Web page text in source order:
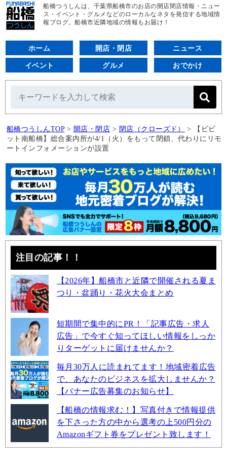
船橋つうしんは、千葉県船橋市のお店の開店閉店情報・ニュー
ス・イベント・グルメなどのローカルなネタを発信する地域情
報ブログ。船橋市近隣地域の情報もお届け！
ホーム 開店・閉店 ニュース
イベント グルメ おでかけ
船橋つうしんTOP > 開店・閉店 > 閉店（クローズド） >
【ビビ
ット南船橋】総合案内所が4/1（火）をもって閉鎖、代わりにリモ
ートインフォメーションが設置
注目の記事！！
【2026年】船橋市と近隣で開催される夏ま
つり・盆踊り・花火大会まとめ
短期間で集中的にPR！「記事広告・求人
広告」で今すぐ知ってほしい情報をしっか
りターゲットに届けませんか？
毎月30万人に読まれてます！地域密着広告
で、あなたのビジネスを拡大しませんか？
【バナー広告募集のお知らせ】
【船橋の情報求む！】写真付きで情報提供
を下さった方の中から選考の上500円分の
Amazonギフト券をプレゼント致します！